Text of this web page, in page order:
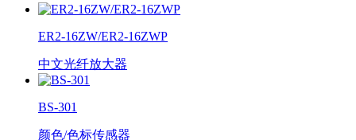
ER2-16ZW/ER2-16ZWP
中文光纤放大器
BS-301
颜色/色标传感器